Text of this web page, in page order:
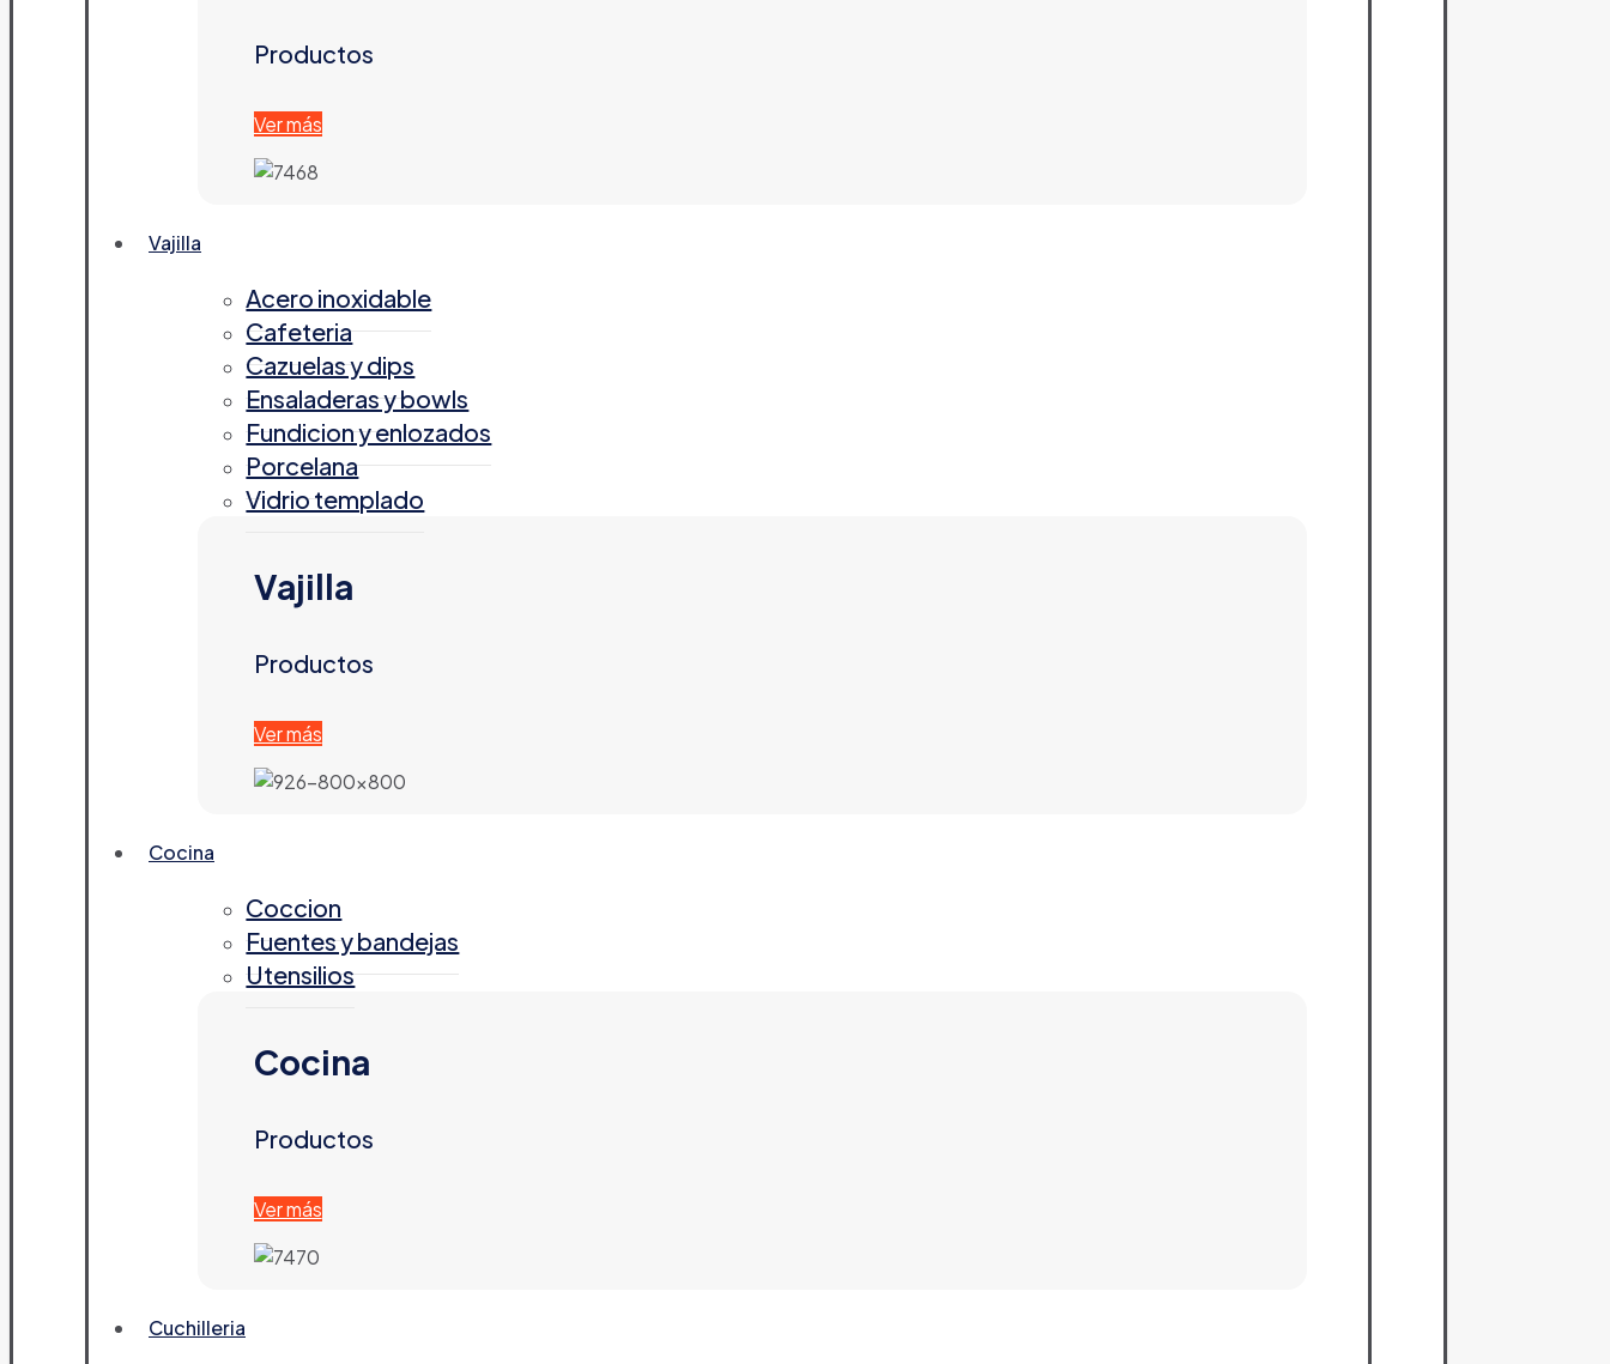
Productos
Ver más
Vajilla
Acero inoxidable
Cafeteria
Cazuelas y dips
Ensaladeras y bowls
Fundicion y enlozados
Porcelana
Vidrio templado
Vajilla
Productos
Ver más
Cocina
Coccion
Fuentes y bandejas
Utensilios
Cocina
Productos
Ver más
Cuchilleria